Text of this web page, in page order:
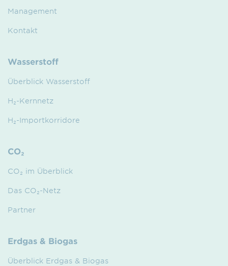
Management
Kontakt
Wasserstoff
Überblick Wasserstoff
H₂-Kernnetz
H₂-Importkorridore
CO₂
CO₂ im Überblick
Das CO₂-Netz
Partner
Erdgas & Biogas
Überblick Erdgas & Biogas